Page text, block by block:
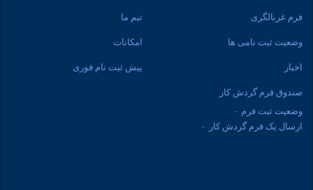
فرم غربالگری تیم ما
وضعیت ثبت نامی ها امکانات
اخبار پیش ثبت نام فوری
صندوق فرم گردش کار
وضعیت ثبت فرم
ارسال یک فرم گردش کار